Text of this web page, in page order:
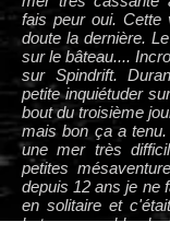
fais peur oui. Cette
doute la dernière.
sur le bâteau....
sur Spindrift.
petite inquiétuder
bout du troisième
mais bon ça a
une mer très
petites
depuis 12 ans je ne
en solitaire et
bateau capable de